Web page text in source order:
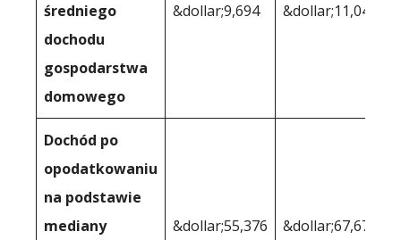
średniego
dochodu
gospodarstwa
domowego
&dollar;9,694 &dollar;11,047
Dochód po
opodatkowaniu
na podstawie
mediany
&dollar;55,376 &dollar;67,673